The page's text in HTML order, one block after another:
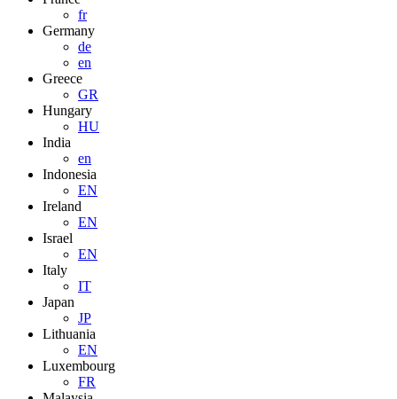
fr
Germany
de
en
Greece
GR
Hungary
HU
India
en
Indonesia
EN
Ireland
EN
Israel
EN
Italy
IT
Japan
JP
Lithuania
EN
Luxembourg
FR